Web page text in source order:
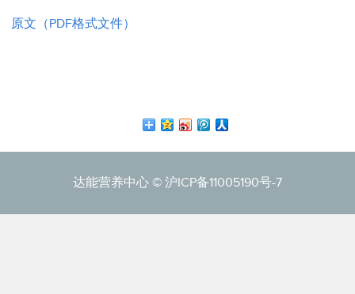
原文（PDF格式文件）
达能营养中心 © 沪ICP备11005190号-7